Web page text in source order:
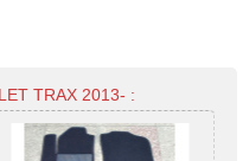
TRAX 2013- :